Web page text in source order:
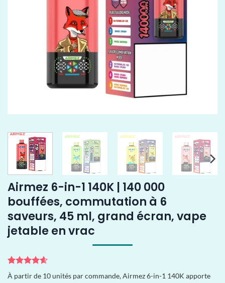
Airmez 6-in-1 140K | 140 000
bouffées, commutation à 6
saveurs, 45 ml, grand écran, vape
jetable en vrac
Noté4.57
sur 5 basé
7
À partir de 10 unités par commande, Airmez 6-in-1 140K apporte